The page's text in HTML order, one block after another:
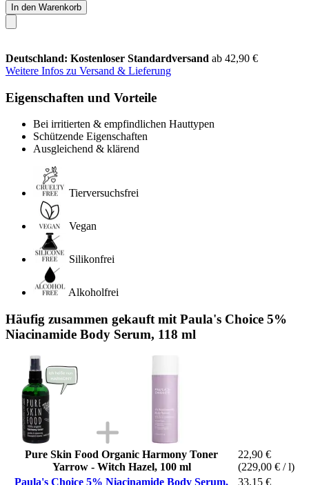
In den Warenkorb
Deutschland: Kostenloser Standardversand ab 42,90 €
Weitere Infos zu Versand & Lieferung
Eigenschaften und Vorteile
Bei irritierten & empfindlichen Hauttypen
Schützende Eigenschaften
Ausgleichend & klärend
Tierversuchsfrei
Vegan
Silikonfrei
Alkoholfrei
Häufig zusammen gekauft mit Paula's Choice 5%
Niacinamide Body Serum, 118 ml
Pure Skin Food Organic Harmony Toner
Yarrow - Witch Hazel, 100 ml
22,90 €
(229,00 € / l)
Paula's Choice 5% Niacinamide Body Serum,
33,15 €